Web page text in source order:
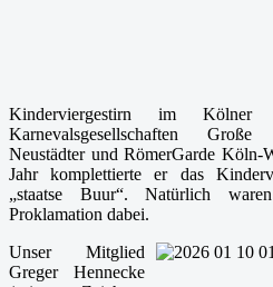
Kinderviergestirn im
Karnevalsgesellschaften
Neustädter und RömerGarde Köln-
Jahr komplettierte er das
„staatse Buur“. Natürlich
Proklamation dabei.
Unser Mitglied
Greger Hennecke